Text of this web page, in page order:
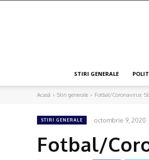
STIRI GENERALE
Acasă Stiri generale Fotbal/Coronavirus:
STIRI GENERALE octombrie 9, 2020
Fotbal/